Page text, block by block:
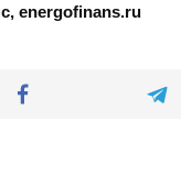
energofinans.ru